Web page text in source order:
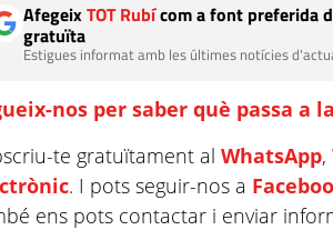
AfegeixTOT Rubícom a font preferida
gratuïta
Estigues informat amb les últimes notícies
nos per saber què passa a
te gratuïtament alWhatsApp,
. I pots seguir-nos a
ens pots contactar i enviar